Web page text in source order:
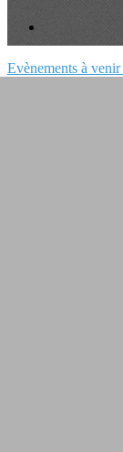
Evènements à venir